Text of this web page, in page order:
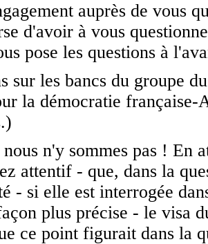
auprès de vous
d'avoir à vous
pose les questions à
sur les bancs du groupe
la démocratie
n'y sommes pas ! En
attentif - que, dans la
- si elle est interrogée
plus précise - le visa
ce point figurait dans la